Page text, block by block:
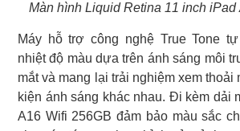
Màn hình Liquid Retina 11 inch iPad
Máy hỗ trợ công nghệ True Tone
nhiệt độ màu dựa trên ánh sáng môi
mắt và mang lại trải nghiệm xem thoải
kiện ánh sáng khác nhau. Đi kèm dải
A16 Wifi 256GB đảm bảo màu sắc